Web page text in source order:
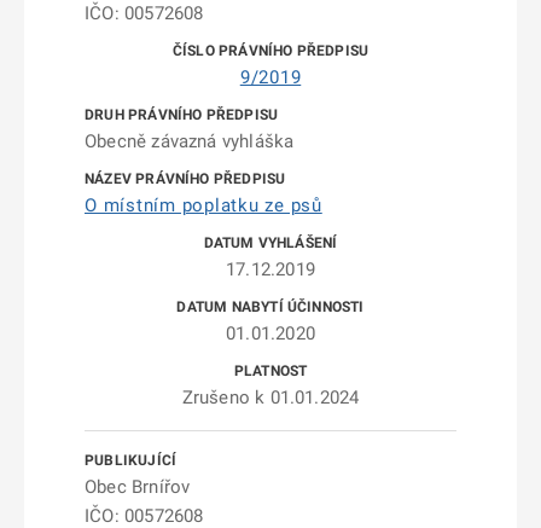
IČO: 00572608
9/2019
Obecně závazná vyhláška
O místním poplatku ze psů
17.12.2019
01.01.2020
Zrušeno k 01.01.2024
Obec Brnířov
IČO: 00572608